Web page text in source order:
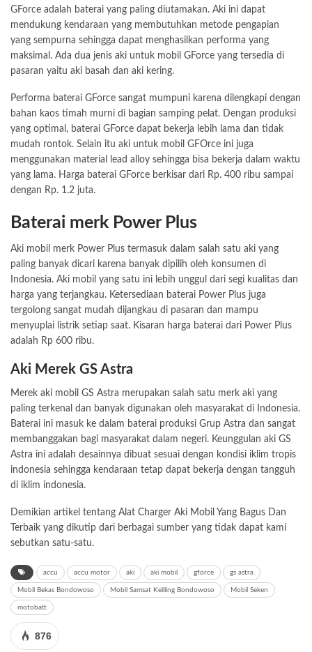
GForce adalah baterai yang paling diutamakan. Aki ini dapat
mendukung kendaraan yang membutuhkan metode pengapian
yang sempurna sehingga dapat menghasilkan performa yang
maksimal. Ada dua jenis aki untuk mobil GForce yang tersedia di
pasaran yaitu aki basah dan aki kering.
Performa baterai GForce sangat mumpuni karena dilengkapi dengan
bahan kaos timah murni di bagian samping pelat. Dengan produksi
yang optimal, baterai GForce dapat bekerja lebih lama dan tidak
mudah rontok. Selain itu aki untuk mobil GFOrce ini juga
menggunakan material lead alloy sehingga bisa bekerja dalam waktu
yang lama. Harga baterai GForce berkisar dari Rp. 400 ribu sampai
dengan Rp. 1.2 juta.
Baterai merk Power Plus
Aki mobil merk Power Plus termasuk dalam salah satu aki yang
paling banyak dicari karena banyak dipilih oleh konsumen di
Indonesia. Aki mobil yang satu ini lebih unggul dari segi kualitas dan
harga yang terjangkau. Ketersediaan baterai Power Plus juga
tergolong sangat mudah dijangkau di pasaran dan mampu
menyuplai listrik setiap saat. Kisaran harga baterai dari Power Plus
adalah Rp 600 ribu.
Aki Merek GS Astra
Merek aki mobil GS Astra merupakan salah satu merk aki yang
paling terkenal dan banyak digunakan oleh masyarakat di Indonesia.
Baterai ini masuk ke dalam baterai produksi Grup Astra dan sangat
membanggakan bagi masyarakat dalam negeri. Keunggulan aki GS
Astra ini adalah desainnya dibuat sesuai dengan kondisi iklim tropis
indonesia sehingga kendaraan tetap dapat bekerja dengan tangguh
di iklim indonesia.
Demikian artikel tentang Alat Charger Aki Mobil Yang Bagus Dan
Terbaik yang dikutip dari berbagai sumber yang tidak dapat kami
sebutkan satu-satu.
accu accu motor aki aki mobil gforce gs astra
Mobil Bekas Bondowoso Mobil Samsat Keliling Bondowoso Mobil Seken
motobatt
876